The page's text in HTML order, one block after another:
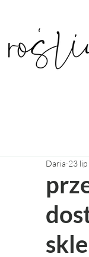
Daria 23